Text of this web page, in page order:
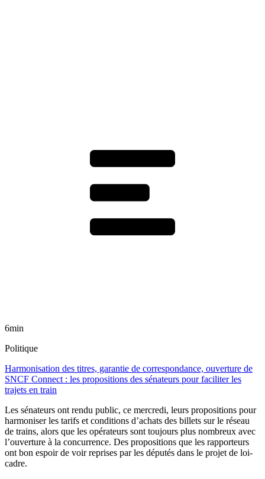
6min
Politique
Harmonisation des titres, garantie de correspondance, ouverture de
SNCF Connect : les propositions des sénateurs pour faciliter les
trajets en train
Les sénateurs ont rendu public, ce mercredi, leurs propositions pour
harmoniser les tarifs et conditions d’achats des billets sur le réseau
de trains, alors que les opérateurs sont toujours plus nombreux avec
l’ouverture à la concurrence. Des propositions que les rapporteurs
ont bon espoir de voir reprises par les députés dans le projet de loi-
cadre.